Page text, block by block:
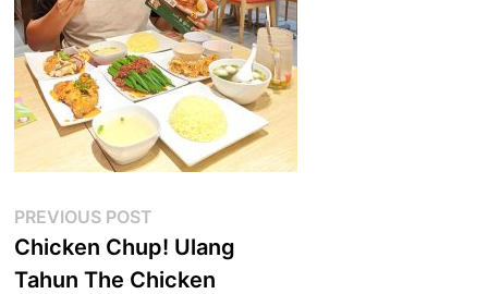
Post
navigation
PREVIOUS POST
post:
Chicken Chup! Ulang
Tahun The Chicken